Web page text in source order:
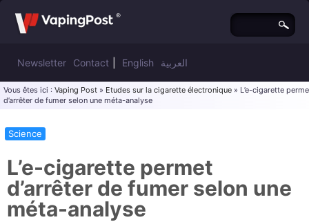
Newsletter Contact English العربية
Vous êtes ici : Vaping Post » Etudes sur la cigarette électronique » L’e-cigarette
d’arrêter de fumer selon une méta-analyse
Science
L’e-cigarette permet
d’arrêter de fumer selon une
méta-analyse